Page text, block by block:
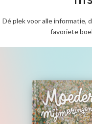
Dé plek voor alle informatie,
favoriete